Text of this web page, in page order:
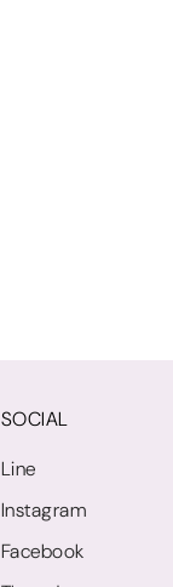
SOCIAL
Line
Instagram
Facebook